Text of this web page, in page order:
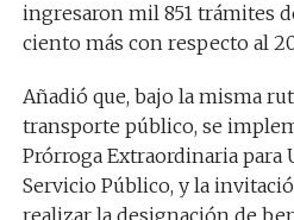
ingresaron mil 851 trámites
ciento más con respecto al
Añadió que, bajo la misma
transporte público, se
Prórroga Extraordinaria para
Servicio Público, y la